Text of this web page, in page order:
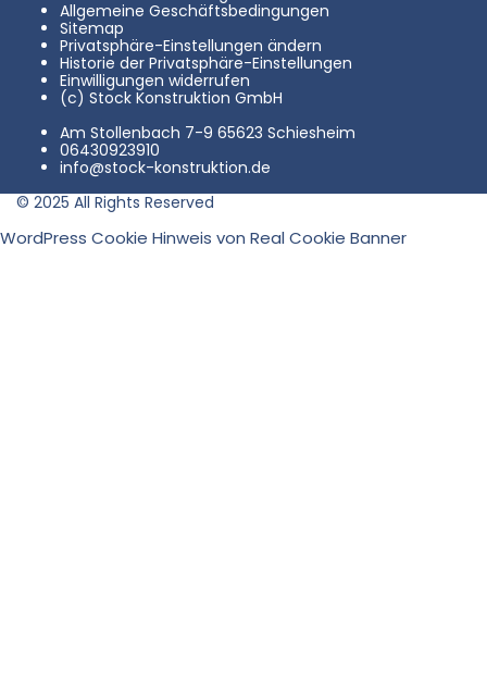
Allgemeine Geschäftsbedingungen
Sitemap
Privatsphäre-Einstellungen ändern
Historie der Privatsphäre-Einstellungen
Einwilligungen widerrufen
(c) Stock Konstruktion GmbH
Am Stollenbach 7-9 65623 Schiesheim
06430923910
info@stock-konstruktion.de
© 2025 All Rights Reserved
WordPress Cookie Hinweis von Real Cookie Banner